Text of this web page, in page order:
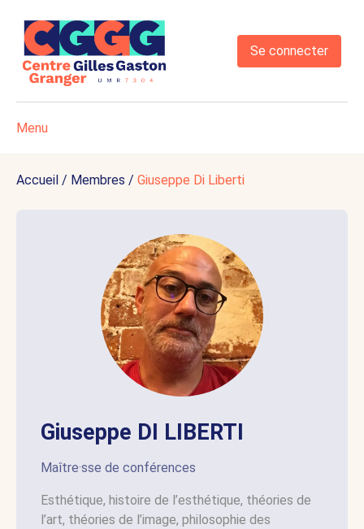
Se connecter
Menu
Accueil / Membres / Giuseppe Di Liberti
Giuseppe DI LIBERTI
Maître·sse de conférences
Esthétique, histoire de l’esthétique, théories de
l’art, théories de l’image, philosophie des